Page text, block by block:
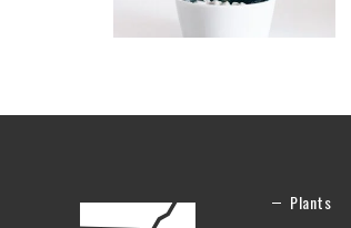
Plants